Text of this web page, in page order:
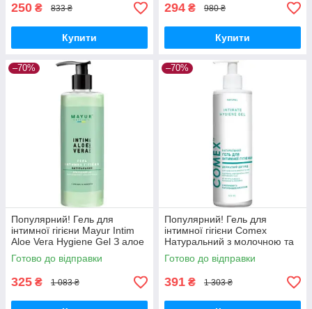
250 ₴ 833 ₴
Купити
294 ₴ 980 ₴
Купити
–70%
Популярний! Гель для
інтимної гігієни Mayur Intim
Aloe Vera Hygiene Gel З алое
вера та пантенолом 500 мл
(4820230950762) - Краща
Готово до відправки
325 ₴ 1 083 ₴
–70%
Популярний! Гель для
інтимної гігієни Comex
Натуральний з молочною та
гіалуроновою кислотою 500
мл (4820230954098) - Краща
Готово до відправки
391 ₴ 1 303 ₴